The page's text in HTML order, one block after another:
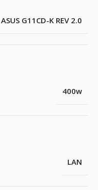
ASUS G11CD-K REV 2.0
400w
LAN